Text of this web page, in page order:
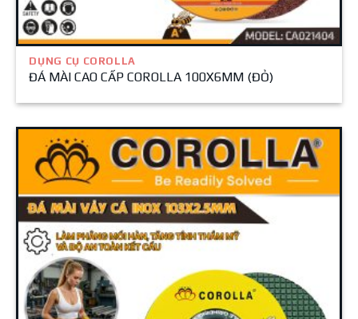
DỤNG CỤ COROLLA
ĐÁ MÀI CAO CẤP COROLLA 100X6MM (ĐỎ)